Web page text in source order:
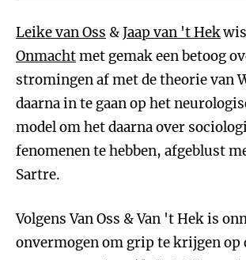
Leike van Oss &Jaap van 't Hek
Onmachtmet gemak een betoog
stromingen af met de theorie van
daarna in te gaan op het
model om het daarna over
fenomenen te hebben, afgeblust
Sartre.
Volgens Van Oss & Van 't Hek is
onvermogen om grip te krijgen op